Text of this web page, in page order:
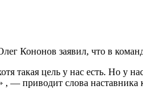
Кононов заявил, что в
такая цель у нас есть. Но у
, — приводит слова